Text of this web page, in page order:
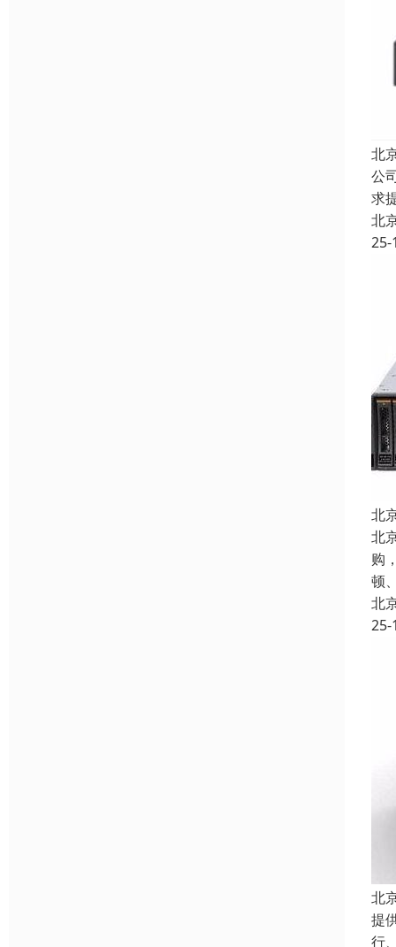
北
公
求
北
25-
北
北
购
顿
北
25-
北
提
行